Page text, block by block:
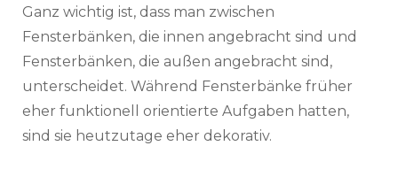
Ganz wichtig ist, dass man zwischen
Fensterbänken, die innen angebracht sind und
Fensterbänken, die außen angebracht sind,
unterscheidet. Während Fensterbänke früher
eher funktionell orientierte Aufgaben hatten,
sind sie heutzutage eher dekorativ.